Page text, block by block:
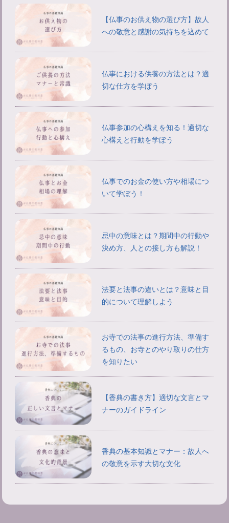
【仏事のお供え物の選び方】故人
への敬意と感謝の気持ちを込めて
仏事における供養の方法とは？適
切な仕方を学ぼう
仏事参加の心構えを知る！適切な
心構えと行動を学ぼう
仏事でのお金の使い方や相場につ
いて学ぼう！
忌中の意味とは？期間中の行動や
決め方、人との接し方も解説！
法要と法事の違いとは？意味と目
的について理解しよう
お寺での法事の進行方法、準備す
るもの、お寺とのやり取りの仕方
を知りたい
【香典の書き方】適切な文言とマ
ナーのガイドライン
香典の基本知識とマナー：故人へ
の敬意を示す大切な文化